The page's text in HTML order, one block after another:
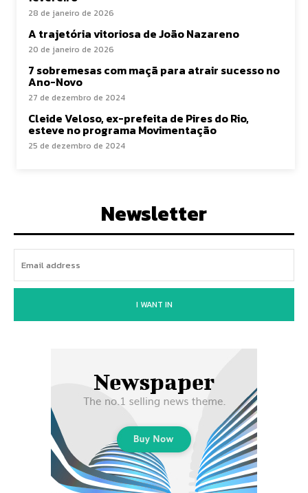
28 de janeiro de 2026
A trajetória vitoriosa de João Nazareno
20 de janeiro de 2026
7 sobremesas com maçã para atrair sucesso no
Ano-Novo
27 de dezembro de 2024
Cleide Veloso, ex-prefeita de Pires do Rio,
esteve no programa Movimentação
25 de dezembro de 2024
Newsletter
I WANT IN